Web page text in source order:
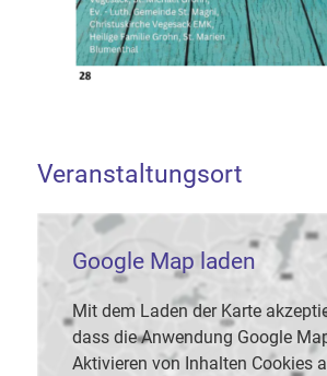
Veranstaltungsort
Google Map laden
Mit dem Laden der Karte
dass die Anwendung Google
Aktivieren von Inhalten Cookies